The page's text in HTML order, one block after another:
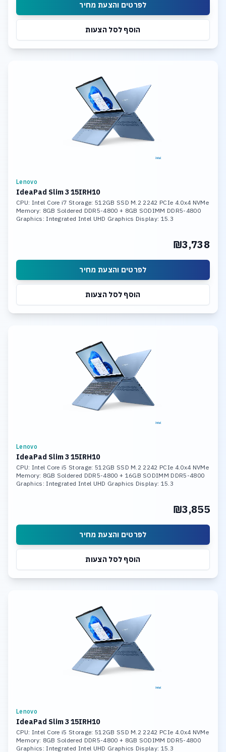
לפרטים והצעת מחיר
הוסף לסל הצעות
Lenovo
IdeaPad Slim 3 15IRH10
CPU: Intel Core i7 Storage: 512GB SSD M.2 2242 PCIe 4.0x4 NVMe
Memory: 8GB Soldered DDR5-4800 + 8GB SODIMM DDR5-4800
Graphics: Integrated Intel UHD Graphics Display: 15.3
₪3,738
לפרטים והצעת מחיר
הוסף לסל הצעות
Lenovo
IdeaPad Slim 3 15IRH10
CPU: Intel Core i5 Storage: 512GB SSD M.2 2242 PCIe 4.0x4 NVMe
Memory: 8GB Soldered DDR5-4800 + 16GB SODIMM DDR5-4800
Graphics: Integrated Intel UHD Graphics Display: 15.3
₪3,855
לפרטים והצעת מחיר
הוסף לסל הצעות
Lenovo
IdeaPad Slim 3 15IRH10
CPU: Intel Core i5 Storage: 512GB SSD M.2 2242 PCIe 4.0x4 NVMe
Memory: 8GB Soldered DDR5-4800 + 8GB SODIMM DDR5-4800
Graphics: Integrated Intel UHD Graphics Display: 15.3